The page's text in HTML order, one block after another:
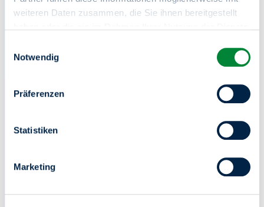
weiteren Daten zusammen, die Sie ihnen bereitgestellt
Sie haben das Recht Ihre erteilten Einwilligungen
jederzeit zu widerrufen. Dies ist über einen erneuten
Aufruf dieses Tools über den Button am unteren linken
Rand möglich.
Notwendig
Präferenzen
Statistiken
Marketing
Mo-Do von 8-18 Uhr / Fr von 8-15 Uhr
Wir schaffen Raum für
dein Zuhause.